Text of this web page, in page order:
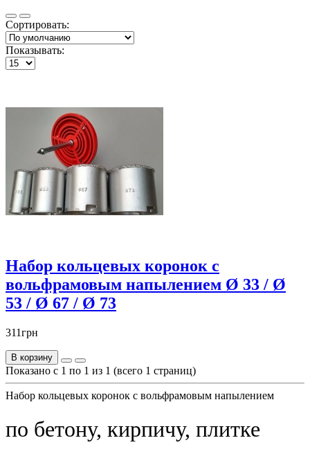
Сортировать:
Показывать:
Набор кольцевых коронок с
вольфрамовым напылением Ø 33 / Ø
53 / Ø 67 / Ø 73
311грн
В корзину
Показано с 1 по 1 из 1 (всего 1 страниц)
Набор кольцевых коронок с вольфрамовым напылением
по бетону, кирпичу, плитке